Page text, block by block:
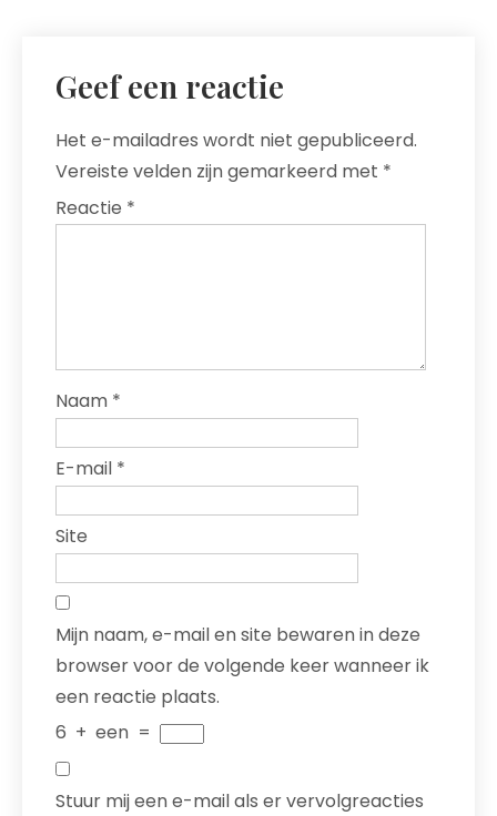
Geef een reactie
Het e-mailadres wordt niet gepubliceerd.
Vereiste velden zijn gemarkeerd met *
Reactie *
Naam *
E-mail *
Site
Mijn naam, e-mail en site bewaren in deze
browser voor de volgende keer wanneer ik
een reactie plaats.
6 + een =
Stuur mij een e-mail als er vervolgreacties